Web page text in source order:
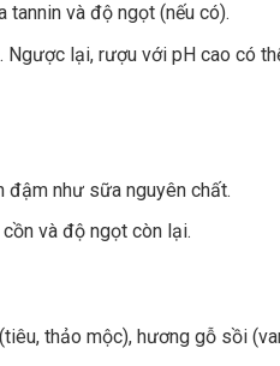
tannin và độ ngọt (nếu có).
lại, rượu với pH cao có
đậm như sữa nguyên chất.
và độ ngọt còn lại.
thảo mộc), hương gỗ sồi